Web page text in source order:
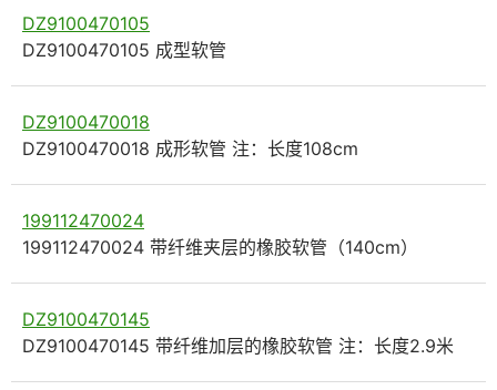
DZ9100470105
DZ9100470105 成型软管
DZ9100470018
DZ9100470018 成形软管 注：长度108cm
199112470024
199112470024 带纤维夹层的橡胶软管（140cm）
DZ9100470145
DZ9100470145 带纤维加层的橡胶软管 注：长度2.9米